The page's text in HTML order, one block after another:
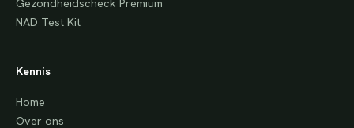
NAD Test Kit
Kennis
Home
Over ons